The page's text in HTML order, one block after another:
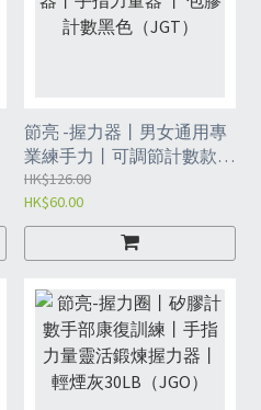
節亮 -握力器丨男女通用專
業練手力丨可調節計數款丨
手臂肌肉訓練器丨手指力量
器 丨 包膠計數黑色
（JGT）
HK$126.00
HK$60.00